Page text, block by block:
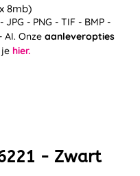
- Zwart
8mb)
JPG - PNG - TIF - BMP -
AI. Onze aanleveropties
hier.